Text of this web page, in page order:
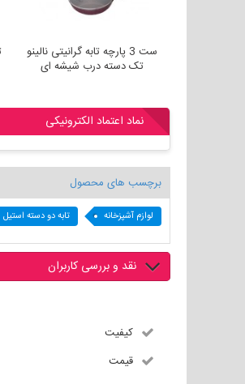
ست 3 پارچه تابه گرانیتی نالینو
تک دسته درب شیشه ای
نماد اعتماد الکترونیکی
برچسب های محصول
لوازم آشپزخانه تابه دو دسته استیل
نقد و بررسی کاربران
کیفیت
قیمت